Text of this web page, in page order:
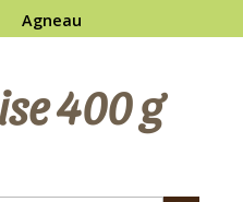
Agneau
400 g